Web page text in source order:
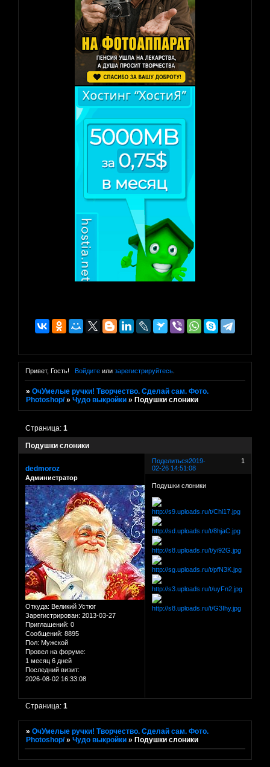
Привет, Гость! Войдитеили зарегистрируйтесь.
»ОчУмелые ручки! Творчество. Сделай сам. Фото.
Photoshop/ »Чудо выкройки » Подушки слоники
Подушки слоники
Страница:1
Поделиться 1
2019-
02-26 14:51:08
dedmoroz
Администратор
Откуда: Великий Устюг
Зарегистрирован: 2013-03-27
Приглашений: 0
Сообщений: 8895
Пол: Мужской
Провел на форуме:
1 месяц 6 дней
Последний визит:
2026-08-02 16:33:08
Подушки слоники
Страница:1
»ОчУмелые ручки! Творчество. Сделай сам. Фото.
Photoshop/ »Чудо выкройки »Подушки слоники